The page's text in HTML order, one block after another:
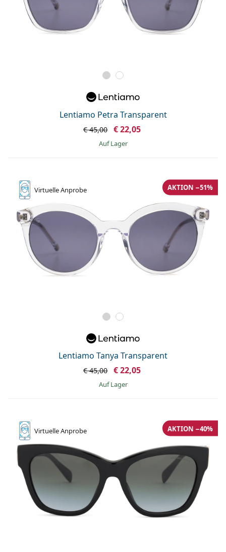
Lentiamo Petra Transparent
€ 45,00 € 22,05
auf Lager
VirtuelleAnprobe
Lentiamo Tanya Transparent
AKTION −51%
€ 45,00 € 22,05
auf Lager
VirtuelleAnprobe AKTION −40%